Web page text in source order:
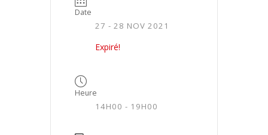
Date
27 - 28 NOV 2021
Expiré!
Heure
14H00 - 19H00